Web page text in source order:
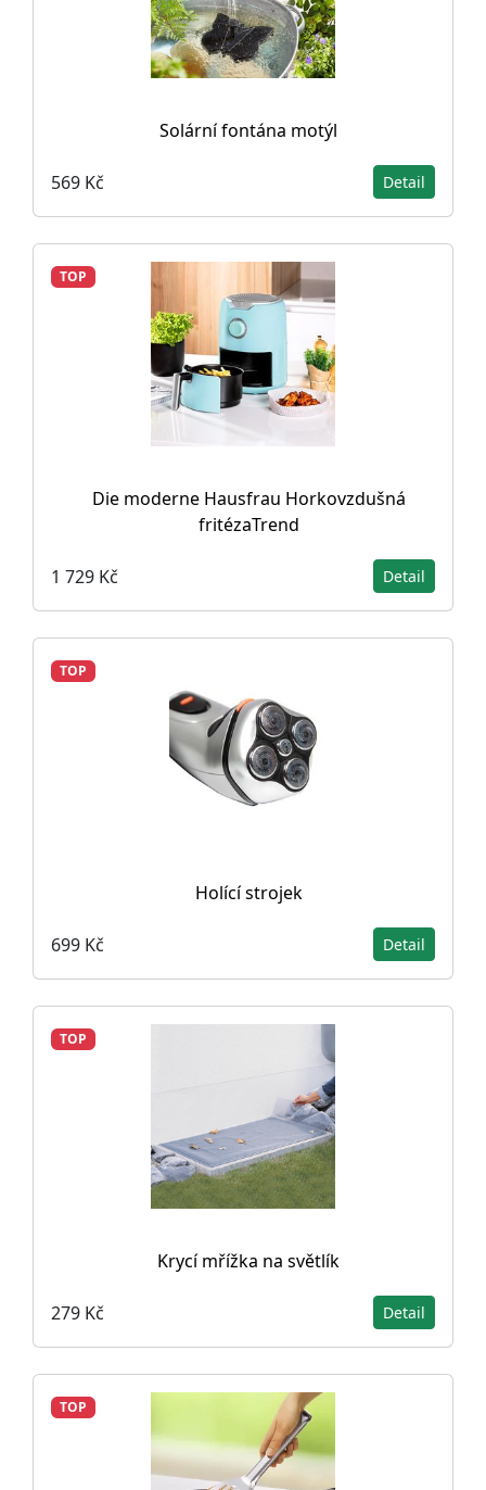
Solární fontána motýl
569 Kč Detail
TOP
Die moderne Hausfrau Horkovzdušná
fritézaTrend
1 729 Kč Detail
TOP
Holící strojek
699 Kč Detail
TOP
Krycí mřížka na světlík
279 Kč Detail
TOP